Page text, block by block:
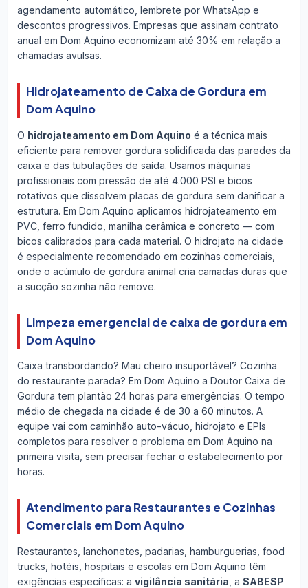
agendamento automático, lembrete por WhatsApp e
descontos progressivos. Empresas que assinam contrato
anual em Dom Aquino economizam até 30% em relação a
chamadas avulsas.
Hidrojateamento de Caixa de Gordura em
Dom Aquino
O hidrojateamento em Dom Aquino é a técnica mais
eficiente para remover gordura solidificada das paredes da
caixa e das tubulações de saída. Usamos máquinas
profissionais com pressão de até 4.000 PSI e bicos
rotativos que dissolvem placas de gordura sem danificar a
estrutura. Em Dom Aquino aplicamos hidrojateamento em
PVC, ferro fundido, manilha cerâmica e concreto — com
bicos calibrados para cada material. O hidrojato na cidade
é especialmente recomendado em cozinhas comerciais,
onde o acúmulo de gordura animal cria camadas duras que
a sucção sozinha não remove.
Limpeza emergencial de caixa de gordura em
Dom Aquino
Caixa transbordando? Mau cheiro insuportável? Cozinha
do restaurante parada? Em Dom Aquino a Doutor Caixa de
Gordura tem plantão 24 horas para emergências. O tempo
médio de chegada na cidade é de 30 a 60 minutos. A
equipe vai com caminhão auto-vácuo, hidrojato e EPIs
completos para resolver o problema em Dom Aquino na
primeira visita, sem precisar fechar o estabelecimento por
horas.
Atendimento para Restaurantes e Cozinhas
Comerciais em Dom Aquino
Restaurantes, lanchonetes, padarias, hamburguerias, food
trucks, hotéis, hospitais e escolas em Dom Aquino têm
exigências específicas: a vigilância sanitária , a SABESP